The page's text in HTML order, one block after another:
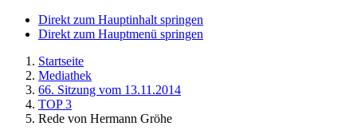
Direkt zum Hauptinhalt springen
Direkt zum Hauptmenü springen
Startseite
Mediathek
66. Sitzung vom 13.11.2014
TOP 3
Rede von Hermann Gröhe